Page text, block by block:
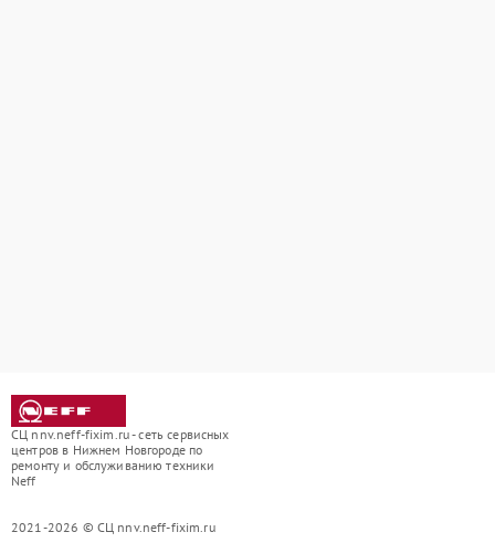
СЦ nnv.neff-fixim.ru - сеть сервисных
центров в Нижнем Новгороде по
ремонту и обслуживанию техники
Neff
2021-2026 © СЦ nnv.neff-fixim.ru